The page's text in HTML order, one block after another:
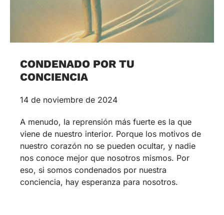
CONDENADO POR TU
CONCIENCIA
14 de noviembre de 2024
A menudo, la reprensión más fuerte es la que
viene de nuestro interior. Porque los motivos de
nuestro corazón no se pueden ocultar, y nadie
nos conoce mejor que nosotros mismos. Por
eso, si somos condenados por nuestra
conciencia, hay esperanza para nosotros.